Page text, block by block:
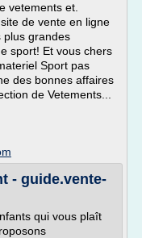
vetements et.
de vente en ligne
plus grandes
sport! Et vous chers
Sport pas
des bonnes affaires
de Vetements...
- guide.vente-
qui vous plaît